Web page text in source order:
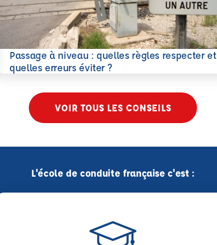
Passage à niveau : quelles règles respecter et
quelles erreurs éviter ?
En savoir plus
VOIR TOUS LES CONSEILS
L'école de conduite française c'est :